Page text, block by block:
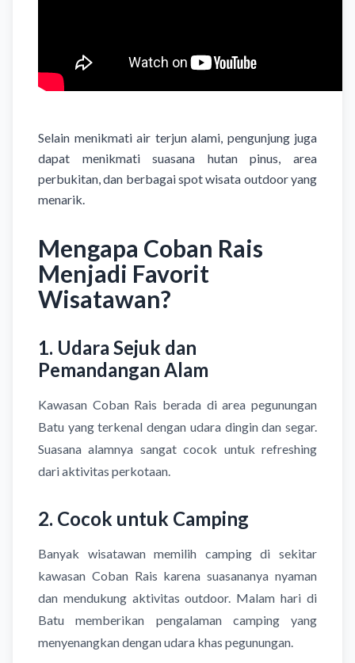
Selain menikmati air terjun alami, pengunjung juga
dapat menikmati suasana hutan pinus, area
perbukitan, dan berbagai spot wisata outdoor yang
menarik.
Mengapa Coban Rais
Menjadi Favorit
Wisatawan?
1. Udara Sejuk dan
Pemandangan Alam
Kawasan Coban Rais berada di area pegunungan
Batu yang terkenal dengan udara dingin dan segar.
Suasana alamnya sangat cocok untuk refreshing
dari aktivitas perkotaan.
2. Cocok untuk Camping
Banyak wisatawan memilih camping di sekitar
kawasan Coban Rais karena suasananya nyaman
dan mendukung aktivitas outdoor. Malam hari di
Batu memberikan pengalaman camping yang
menyenangkan dengan udara khas pegunungan.